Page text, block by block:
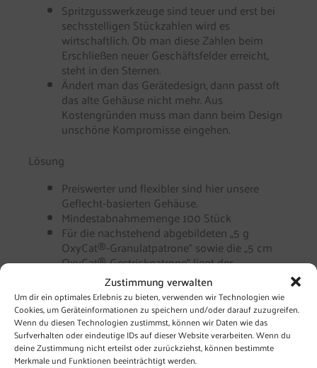
Zustimmung verwalten
Um dir ein optimales Erlebnis zu bieten, verwenden wir Technologien wie
Cookies, um Geräteinformationen zu speichern und/oder darauf zuzugreifen.
Wenn du diesen Technologien zustimmst, können wir Daten wie das
Surfverhalten oder eindeutige IDs auf dieser Website verarbeiten. Wenn du
deine Zustimmung nicht erteilst oder zurückziehst, können bestimmte
Merkmale und Funktionen beeinträchtigt werden.
Spritzgusswerkzeuge sind teuer und erst bei
sechsstelligen Stückzahlen wird es
wirtschaftlich. Ob man diese Zahlen beim
Erschließen neuer Geschäftsfelder erreicht,
steht in den Sternen.
Ändert man das Gerätedesign, dann passt oft
das alte Gehäuse nicht mehr. Aus
Kostengründen muss man dann beim Design
unschöne Kompromisse eingehen.
Lösung
Preiswerter und flexibler sind hier unsere
Geflecht-basierten Gehäuse.
Mindestabnahmemenge 100 Stück
Für die nachstehend abgebildeten „5 g
OxyCat®-Granulatpatrone“ sowie die „5 cm
OxyCat®-Gestrickpatrone“ liegt der
Gehäusepreis pro Leer-Patrone, 50 mm x 13
mm Durchmesser, lose, per 100 Stück im
Beutel, bei CHF 0,45 pro Stück bzw. CHF 6,00
per laufendem Meter.
Fertig befüllt berechnen wir zusätzlich den
aktuellen Preis des Katalysators (Granulat oder